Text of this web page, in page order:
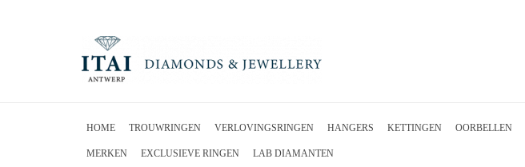
HOME TROUWRINGEN VERLOVINGSRINGEN HANGERS KETTINGEN OORBELLEN
MERKEN EXCLUSIEVE RINGEN LAB DIAMANTEN